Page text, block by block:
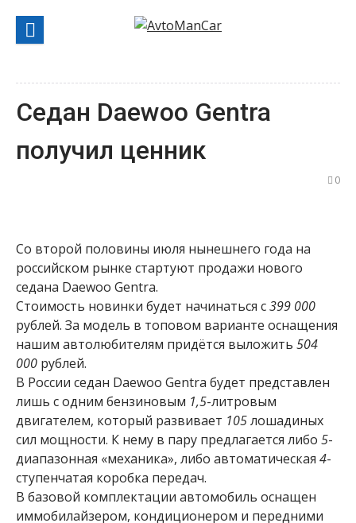
содержанию
Седан Daewoo Gentra
получил ценник
0
Со второй половины июля нынешнего года на
российском рынке стартуют продажи нового
седана Daewoo Gentra.
Стоимость новинки будет начинаться с399 000
рублей. За модель в топовом варианте оснащения
нашим автолюбителям придётся выложить 504
000 рублей.
В России седан Daewoo Gentra будет представлен
лишь с одним бензиновым 1,5-литровым
двигателем, который развивает 105лошадиных
сил мощности. К нему в пару предлагается либо 5-
диапазонная «механика», либо автоматическая 4-
ступенчатая коробка передач.
В базовой комплектации автомобиль оснащен
иммобилайзером, кондиционером и передними